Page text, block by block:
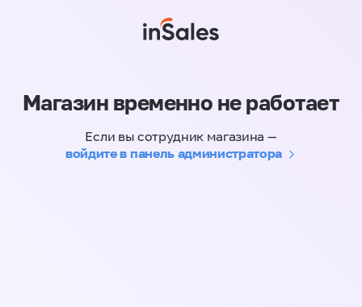
Магазин временно не работает
Если вы сотрудник магазина —
войдите в панель администратора